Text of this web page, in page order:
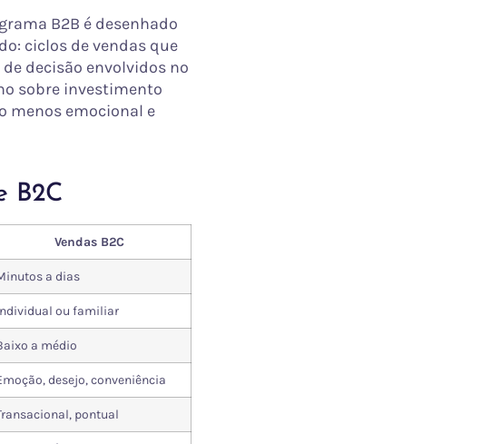
B2B é desenhado
ciclos de vendas que
decisão envolvidos no
sobre investimento
menos emocional e
B2C
Vendas B2C
a dias
ou familiar
a médio
desejo, conveniência
pontual